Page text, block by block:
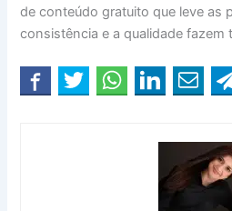
de conteúdo gratuito que leve as
consistência e a qualidade fazem